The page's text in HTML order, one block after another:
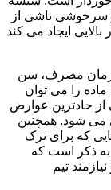
سرخوشی ناشی از
ایجاد می کند
زمان مصرف، سن
را می توان
از حادترین عوارض
می شود. همچنین
که برای ترک
ذکر است که
تیم